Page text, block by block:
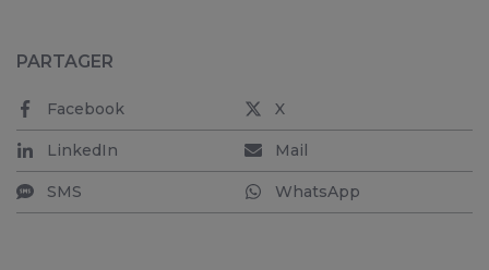
PARTAGER
Facebook X
LinkedIn Mail
SMS WhatsApp